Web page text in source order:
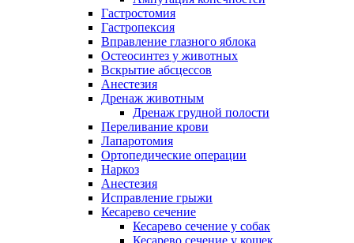
Гастростомия
Гастропексия
Вправление глазного яблока
Остеосинтез у животных
Вскрытие абсцессов
Анестезия
Дренаж животным
Дренаж грудной полости
Переливание крови
Лапаротомия
Ортопедические операции
Наркоз
Анестезия
Исправление грыжи
Кесарево сечение
Кесарево сечение у собак